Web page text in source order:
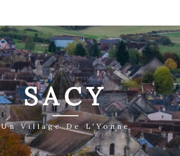
SACY
Un Village De L'Yonne